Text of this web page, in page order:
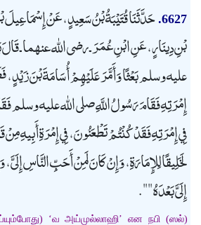
6627. حَدَّثَنَا قُتَيْبَةُ بْنُ سَعِيدٍ، عَنْ
بْنِ دِينَارٍ، عَنِ ابْنِ عُمَرَ ـ رضى الله عنهما ـ
عليه وسلم بَعْثًا وَأَمَّرَ عَلَيْهِمْ أُسَامَةَ بْنَ
إِمْرَتِهِ فَقَامَ رَسُولُ اللَّهِ صلى الله عليه
فِي إِمْرَتِهِ فَقَدْ كُنْتُمْ تَطْعَنُونَ، فِي إِمْرَةِ أَبِيهِ
لَخَلِيقًا لِلإِمَارَةِ، وَإِنْ كَانَ لَمِنْ أَحَبِّ النَّاسِ
إِلَىَّ بَعْدَهُ "".
‘வ அய்முல்லாஹி’ என நபி (ஸல்)